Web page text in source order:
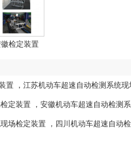
检定装置
置 ， 江苏机动车超速自动检测系统现
定装置 ， 安徽机动车超速自动检测
场检定装置 ， 四川机动车超速自动